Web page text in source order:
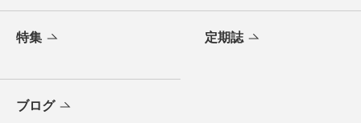
特集 定期誌
ブログ